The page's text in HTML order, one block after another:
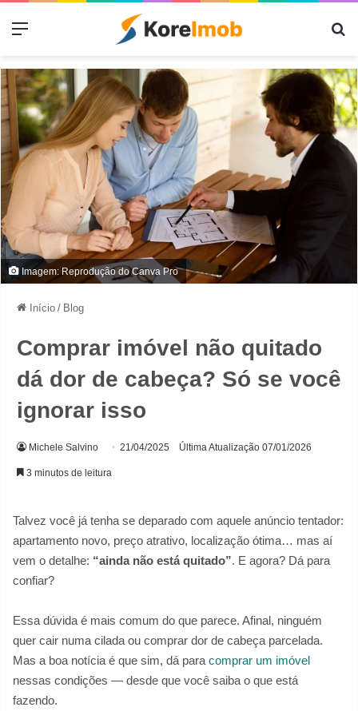
Menu
Imagem: Reprodução do Canva Pro
Início / Blog
Comprar imóvel não quitado
dá dor de cabeça? Só se você
ignorar isso
Michele Salvino 21/04/2025 Última Atualização 07/01/2026
3 minutos de leitura
Talvez você já tenha se deparado com aquele anúncio tentador:
apartamento novo, preço atrativo, localização ótima… mas aí
vem o detalhe: “ainda não está quitado”. E agora? Dá para
confiar?
Essa dúvida é mais comum do que parece. Afinal, ninguém
quer cair numa cilada ou comprar dor de cabeça parcelada.
Mas a boa notícia é que sim, dá para comprar um imóvel
nessas condições — desde que você saiba o que está
fazendo.